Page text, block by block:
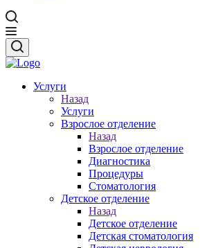
Услуги
Назад
Услуги
Взрослое отделение
Назад
Взрослое отделение
Диагностика
Процедуры
Стоматология
Детское отделение
Назад
Детское отделение
Детская стоматология